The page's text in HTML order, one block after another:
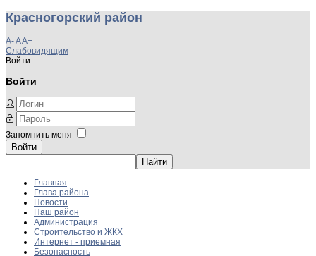
Красногорский район
A-AA+
Слабовидящим
Войти
Войти
Запомнить меня
Войти
Главная
Глава района
Новости
Наш район
Администрация
Строительство и ЖКХ
Интернет - приемная
Безопасность